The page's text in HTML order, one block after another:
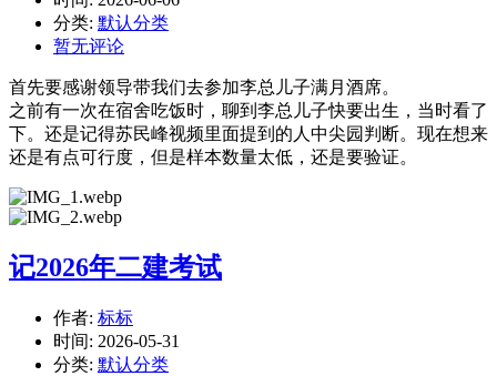
分类: 默认分类
暂无评论
首先要感谢领导带我们去参加李总儿子满月酒席。
之前有一次在宿舍吃饭时，聊到李总儿子快要出生，当时看了
下。还是记得苏民峰视频里面提到的人中尖园判断。现在想来
还是有点可行度，但是样本数量太低，还是要验证。
记2026年二建考试
作者: 标标
时间: 2026-05-31
分类: 默认分类